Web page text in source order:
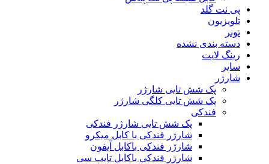
پی نت گلد
تلویزیون
تونر
دسته بندی نشده
رینگ لایت
سایر
شارژر
پک شش تایی شارژر
پک شش تایی کلگی شارژر
فندکی
پک شش تایی شارژر فندکی
شارژر فندکی با کابل میکرو
شارژر فندکی باکابل آیفون
شارژر فندکی باکابل تایپ سی